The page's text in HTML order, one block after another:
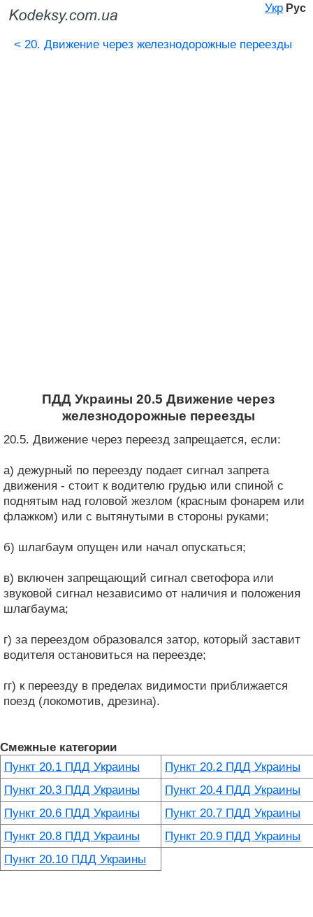
Укр Рус
< 20. Движение через железнодорожные переезды
ПДД Украины 20.5 Движение через
железнодорожные переезды
20.5. Движение через переезд запрещается, если:
а) дежурный по переезду подает сигнал запрета
движения - стоит к водителю грудью или спиной с
поднятым над головой жезлом (красным фонарем или
флажком) или с вытянутыми в стороны руками;
б) шлагбаум опущен или начал опускаться;
в) включен запрещающий сигнал светофора или
звуковой сигнал независимо от наличия и положения
шлагбаума;
г) за переездом образовался затор, который заставит
водителя остановиться на переезде;
гг) к переезду в пределах видимости приближается
поезд (локомотив, дрезина).
Смежные категории
Пункт 20.1 ПДД Украины
Пункт 20.2 ПДД Украины
Пункт 20.3 ПДД Украины
Пункт 20.4 ПДД Украины
Пункт 20.6 ПДД Украины
Пункт 20.7 ПДД Украины
Пункт 20.8 ПДД Украины
Пункт 20.9 ПДД Украины
Пункт 20.10 ПДД Украины